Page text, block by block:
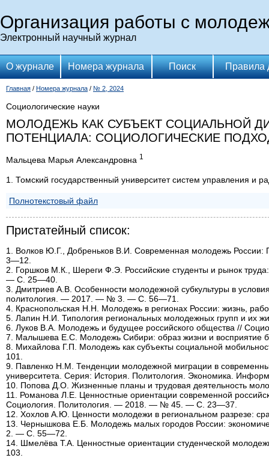
Организация работы с
Электронный научный журнал
О журнале Номера журнала Поиск Правила
Главная / Номера журнала / № 2, 2024
Социологические науки
МОЛОДЕЖЬ КАК СУБЪЕКТ СОЦИАЛЬНОЙ
ПОТЕНЦИАЛА: СОЦИОЛОГИЧЕСКИЕ
Мальцева Марья Александровна 1
1. Томский государственный университет систем управления и
Полнотекстовый файл
Пристатейный список:
1. Волков Ю.Г., Добреньков В.И. Современная молодежь
3—12.
2. Горшков М.К., Шереги Ф.Э. Российские студенты и рынок
— С. 25—40.
3. Дмитриев А.В. Особенности молодежной субкультуры в
политология. — 2017. — № 3. — С. 56—71.
4. Краснопольская Н.Н. Молодежь в регионах России: жизнь,
5. Лапин Н.И. Типология региональных молодежных групп и
6. Луков В.А. Молодежь и будущее российского общества //
7. Малышева Е.С. Молодежь Сибири: образ жизни и
8. Михайлова Г.П. Молодежь как субъекты социальной
101.
9. Павленко Н.М. Тенденции молодежной миграции в
университета. Серия: История. Политология. Экономика.
10. Попова Д.О. Жизненные планы и трудовая деятельность
11. Романова Л.Е. Ценностные ориентации современной
Социология. Политология. — 2018. — № 45. — С. 23—37.
12. Хохлов А.Ю. Ценности молодежи в региональном разрезе:
13. Чернышкова Е.Б. Молодежь малых городов России:
2. — С. 55—72.
14. Шмелёва Т.А. Ценностные ориентации студенческой
103.